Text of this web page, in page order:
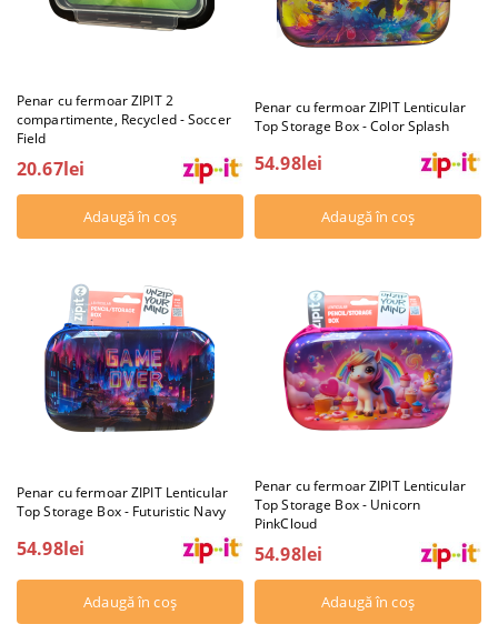
Penar cu fermoar ZIPIT 2
compartimente, Recycled - Soccer
Field
20.67lei
Penar cu fermoar ZIPIT Lenticular
Top Storage Box - Color Splash
54.98lei
Penar cu fermoar ZIPIT Lenticular
Top Storage Box - Futuristic Navy
54.98lei
Penar cu fermoar ZIPIT Lenticular
Top Storage Box - Unicorn
PinkCloud
54.98lei